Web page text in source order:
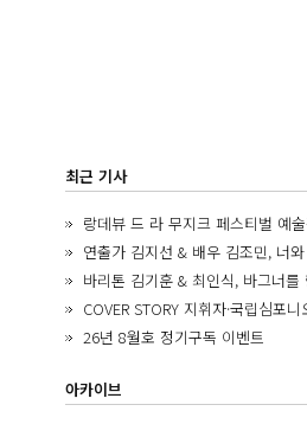
최근 기사
26년 8월호 정기구독 이벤트
아카이브